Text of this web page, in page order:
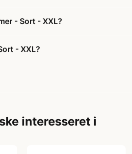
- Sort - XXL?
- XXL?
interesseret i